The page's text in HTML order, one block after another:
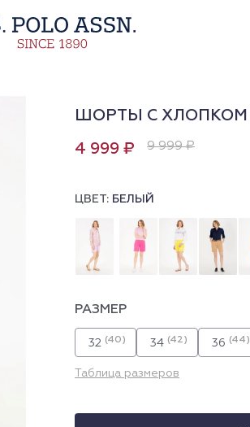
ШОРТЫ С ХЛОПКОМ
4 999 ₽ 9 999 ₽
ЦВЕТ: БЕЛЫЙ
РАЗМЕР
32 (40) 34 (42) 36 (44)
Таблица размеров